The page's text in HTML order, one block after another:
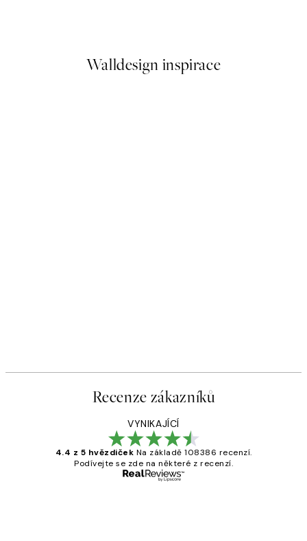
Walldesign inspirace
Recenze zákazníků
VYNIKAJÍCÍ
4.4 z 5 hvězdiček Na základě 108386 recenzí.
Podívejte se zde na některé z recenzí.